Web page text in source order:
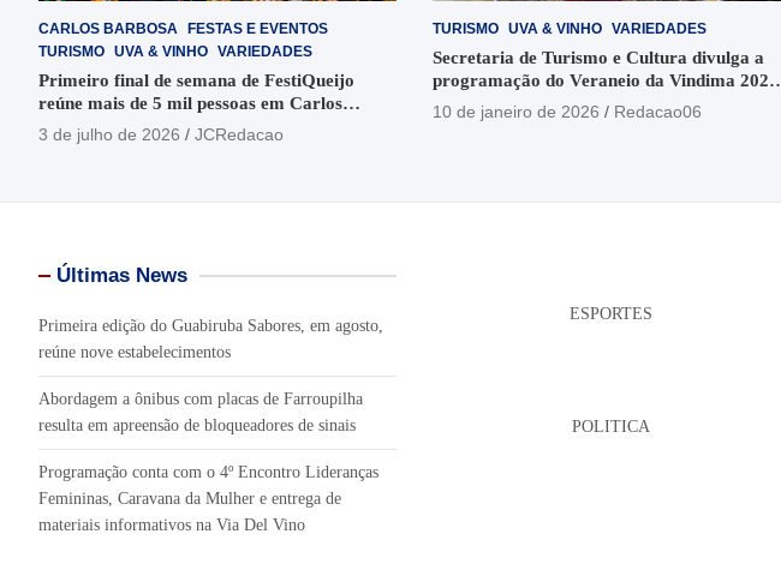
CARLOS BARBOSA
FESTAS E EVENTOS
TURISMO UVA & VINHO VARIEDADES
Primeiro final de semana de FestiQueijo
reúne mais de 5 mil pessoas em Carlos
Barbosa
3 de julho de 2026 JCRedacao
TURISMO UVA & VINHO VARIEDADES
Secretaria de Turismo e Cultura divulga a
programação do Veraneio da Vindima 2026
em Garibaldi
10 de janeiro de 2026 Redacao06
Últimas News
Primeira edição do Guabiruba Sabores, em agosto,
reúne nove estabelecimentos
Abordagem a ônibus com placas de Farroupilha
resulta em apreensão de bloqueadores de sinais
Programação conta com o 4º Encontro Lideranças
Femininas, Caravana da Mulher e entrega de
materiais informativos na Via Del Vino
ESPORTES
POLITICA